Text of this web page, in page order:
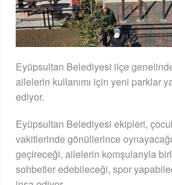
Eyüpsultan Belediyesi ilçe
ailelerin kullanımı için yeni parklar
ediyor.
Eyüpsultan Belediyesi ekipleri,
vakitlerinde gönüllerince
geçireceği, ailelerin komşularıyla
sohbetler edebileceği, spor